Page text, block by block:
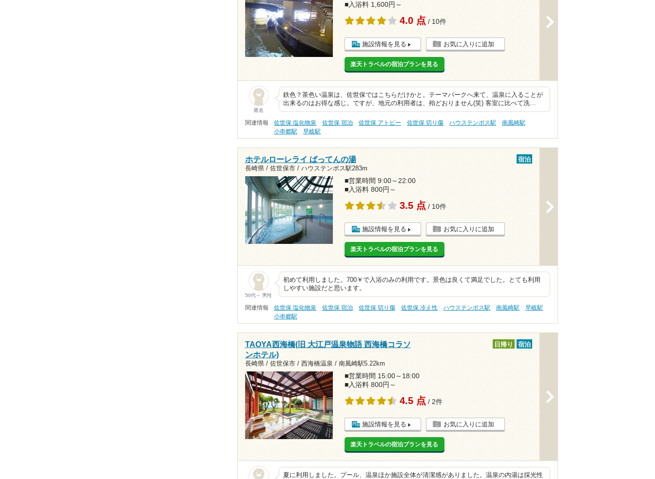
■入浴料 1,600円～
4.0 点 / 10件
施設情報を見る お気に入りに追加
楽天トラベルの宿泊プランを見る
匿名
鉄色？茶色い温泉は、佐世保ではこちらだけかと。テーマパークへ来て、温泉に入ることが
出来るのはお得な感じ。ですが、地元の利用者は、殆どおりません(笑) 客室に比べて洗…
関連情報 佐世保 塩化物泉 佐世保 宿泊 佐世保 アトピー 佐世保 切り傷 ハウステンボス駅
南風崎駅
小串郷駅
早岐駅
ホテルローレライ ばってんの湯
長崎県 / 佐世保市 / ハウステンボス駅283m
宿泊
■営業時間 9:00～22:00
■入浴料 800円～
3.5 点 / 10件
施設情報を見る お気に入りに追加
楽天トラベルの宿泊プランを見る
50代～ 男性
初めて利用しました。700￥で入浴のみの利用です。景色は良くて満足でした。とても利用
しやすい施設だと思います。
関連情報 佐世保 塩化物泉 佐世保 宿泊 佐世保 切り傷 佐世保 冷え性 ハウステンボス駅 南風崎駅
早岐駅
小串郷駅
TAOYA西海橋(旧 大江戸温泉物語 西海橋コラソ
ンホテル)
長崎県 / 佐世保市 / 西海橋温泉 / 南風崎駅5.22km
日帰り 宿泊
■営業時間 15:00～18:00
■入浴料 800円～
4.5 点 / 2件
施設情報を見る お気に入りに追加
楽天トラベルの宿泊プランを見る
夏に利用しました。プール、温泉ほか施設全体が清潔感がありました。温泉の内湯は採光性